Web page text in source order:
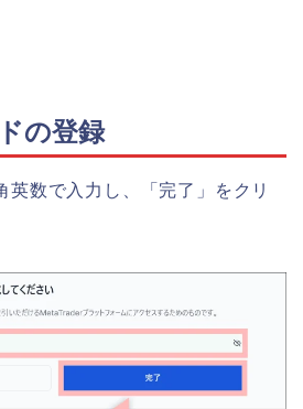
の登録
英数で入力し、「 完了 」をクリ